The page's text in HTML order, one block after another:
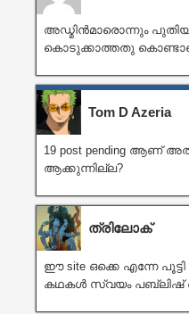
അഡ്മിൻമാരൊന്നും
കൊടുക്കാത്തതു
Tom D Azeria
19 post pending ആണ്
ആക്കുന്നില്ല?
ത്രിലോക്
ഈ site ഒക്കെ എന്നേ പൂട്ടി
കഥകൾ സ്വയം പബ്ലിഷ്